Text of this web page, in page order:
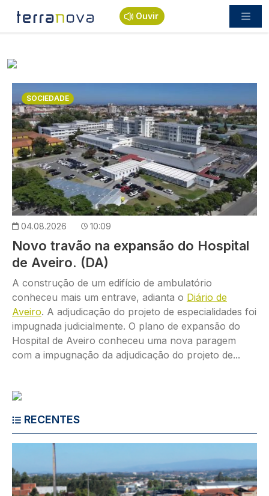
Passar para o conteúdo principal
Ouvir
Imagem
SOCIEDADE
04.08.2026 10:09
Novo travão na expansão do Hospital
de Aveiro. (DA)
A construção de um edifício de ambulatório
conheceu mais um entrave, adianta o Diário de
Aveiro. A adjudicação do projeto de especialidades foi
impugnada judicialmente. O plano de expansão do
Hospital de Aveiro conheceu uma nova paragem
com a impugnação da adjudicação do projeto de...
RECENTES